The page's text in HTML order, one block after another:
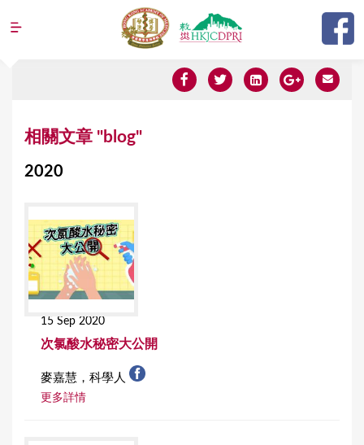
Jump to navigation
相關文章 "blog"
2020
15 Sep 2020
次氯酸水秘密大公開
麥嘉慧，科學人
更多詳情